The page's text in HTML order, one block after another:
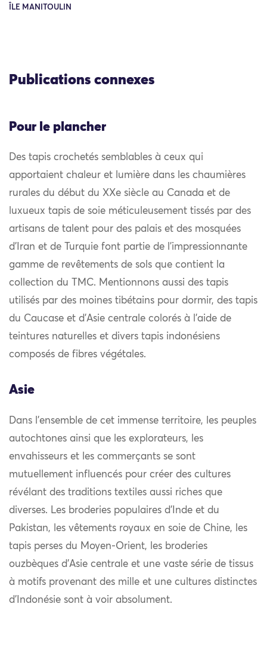
ÎLE MANITOULIN
Publications connexes
Pour le plancher
Des tapis crochetés semblables à ceux qui
apportaient chaleur et lumière dans les chaumières
rurales du début du XXe siècle au Canada et de
luxueux tapis de soie méticuleusement tissés par des
artisans de talent pour des palais et des mosquées
d’Iran et de Turquie font partie de l’impressionnante
gamme de revêtements de sols que contient la
collection du TMC. Mentionnons aussi des tapis
utilisés par des moines tibétains pour dormir, des tapis
du Caucase et d’Asie centrale colorés à l’aide de
teintures naturelles et divers tapis indonésiens
composés de fibres végétales.
Asie
Dans l’ensemble de cet immense territoire, les peuples
autochtones ainsi que les explorateurs, les
envahisseurs et les commerçants se sont
mutuellement influencés pour créer des cultures
révélant des traditions textiles aussi riches que
diverses. Les broderies populaires d’Inde et du
Pakistan, les vêtements royaux en soie de Chine, les
tapis perses du Moyen-Orient, les broderies
ouzbèques d’Asie centrale et une vaste série de tissus
à motifs provenant des mille et une cultures distinctes
d’Indonésie sont à voir absolument.